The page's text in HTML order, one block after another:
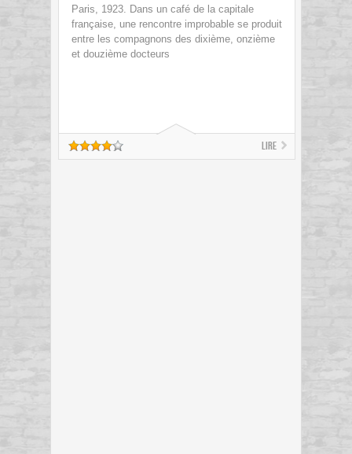
Paris, 1923. Dans un café de la capitale
française, une rencontre improbable se produit
entre les compagnons des dixième, onzième
et douzième docteurs
Lire